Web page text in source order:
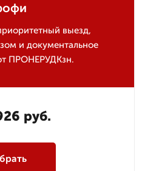
выезд,
и документальное
ПРОНЕРУДКзн.
руб.